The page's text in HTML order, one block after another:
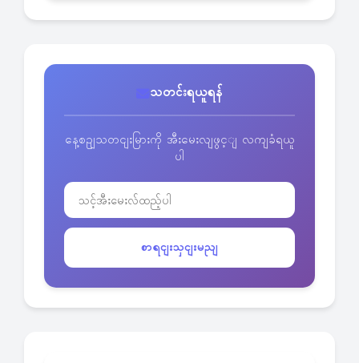
သတင်းရယူရန်
နေ့စဥျသတငျးမြားကို အီးမေးလျဖွင့ျ လကျခံရယူ
ပါ
စာရငျးသှငျးမညျ